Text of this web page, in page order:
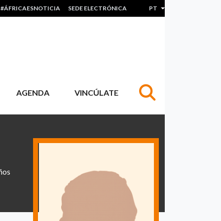
#ÁFRICAESNOTICIA SEDE ELECTRÓNICA PT Lista de ações
AGENDA VINCÚLATE